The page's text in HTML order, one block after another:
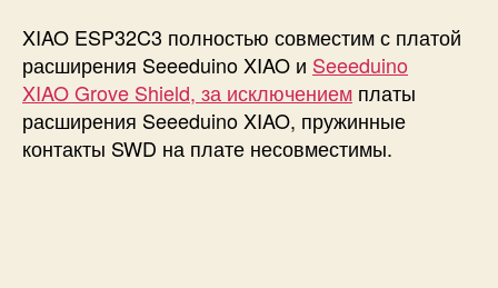
XIAO ESP32C3 полностью совместим с платой
расширения Seeeduino XIAO и Seeeduino
XIAOGrove Shield, за исключением платы
расширения Seeeduino XIAO, пружинные
контакты SWD на плате несовместимы.